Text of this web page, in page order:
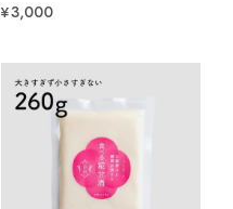
¥3,000